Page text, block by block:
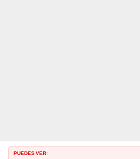
PUEDES VER: